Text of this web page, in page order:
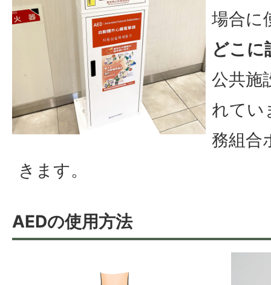
場合に
どこに
公共施
れてい
務組合
きます。
AEDの使用方法